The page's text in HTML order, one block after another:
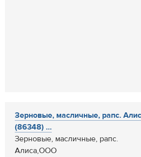
Зерновые, масличные, рапс.
(86348) ...
Зерновые, масличные, рапс.
Алиса,ООО